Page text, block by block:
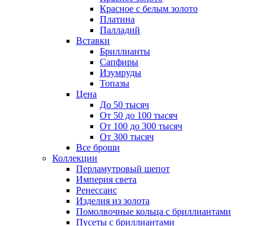
Красное с белым золото
Платина
Палладий
Вставки
Бриллианты
Сапфиры
Изумруды
Топазы
Цена
До 50 тысяч
От 50 до 100 тысяч
От 100 до 300 тысяч
От 300 тысяч
Все броши
Коллекции
Перламутровый шепот
Империя света
Ренессанс
Изделия из золота
Помолвочные кольца с бриллиантами
Пусеты с бриллиантами